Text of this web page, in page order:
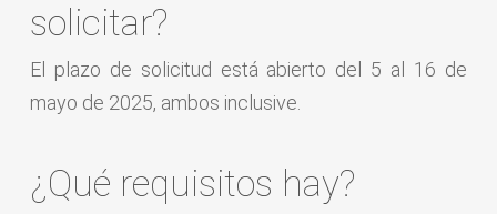
solicitar?
El plazo de solicitud está abierto del 5 al 16 de
mayo de 2025, ambos inclusive.
¿Qué requisitos hay?